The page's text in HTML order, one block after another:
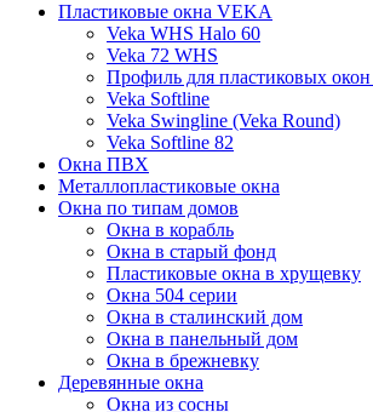
Пластиковые окна VEKA
Veka WHS Halo 60
Veka 72 WHS
Профиль для пластиковых
Veka Softline
Veka Swingline (Veka Round)
Veka Softline 82
Окна ПВХ
Металлопластиковые окна
Окна по типам домов
Окна в корабль
Окна в старый фонд
Пластиковые окна в хрущевку
Окна 504 серии
Окна в сталинский дом
Окна в панельный дом
Окна в брежневку
Деревянные окна
Окна из сосны